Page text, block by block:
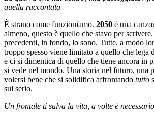
quella raccontata
È strano come funzioniamo. 2050 è una
almeno, questo è quello che stavo per
precedenti, in fondo, lo sono. Tutte, a modo
troppo spesso viene limitato a quello che lega
e ci si dimentica di quello che tiene ancora in
si vede nel mondo. Una storia nel futuro, una
volersi bene che si solidifica affrontando tutto
sul serio.
Un frontale ti salva la vita, a volte è necessario